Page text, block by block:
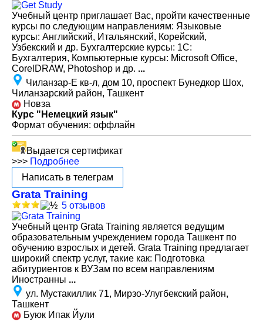
Учебный центр приглашает Вас, пройти качественные
курсы по следующим направлениям: Языковые
курсы: Английский, Итальянский, Корейский,
Узбекский и др. Бухгалтерские курсы: 1С:
Бухгалтерия, Компьютерные курсы: Microsoft Office,
CorelDRAW, Photoshop и др. ...
Чиланзар-Е кв-л, дом 10, проспект Бунедкор Шох,
Чиланзарский район, Ташкент
Новза
Курс "Немецкий язык"
Формат обучения: оффлайн
Выдается сертификат
>>> Подробнее
Написать в телеграм
Grata Training
5 отзывов
Учебный центр Grata Training является ведущим
образовательным учреждением города Ташкент по
обучению взрослых и детей. Grata Training предлагает
широкий спектр услуг, такие как: Подготовка
абитуриентов к ВУЗам по всем направлениям
Иностранны ...
ул. Мустакиллик 71, Мирзо-Улугбекский район,
Ташкент
Буюк Ипак Йули